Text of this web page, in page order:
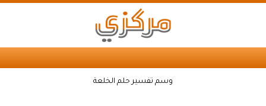
وسم تفسير حلم الخلعة